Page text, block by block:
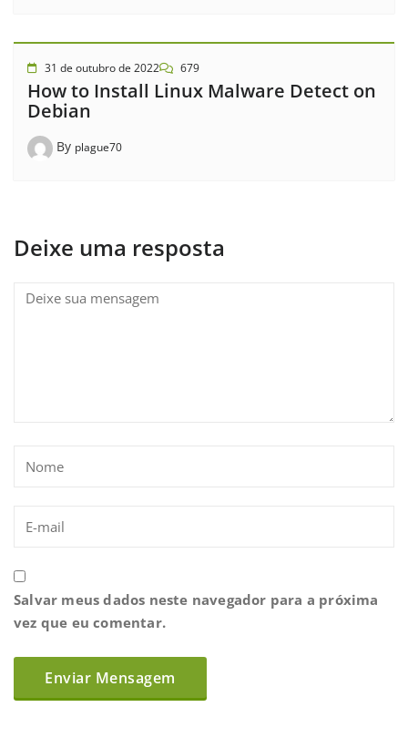
31 de outubro de 2022 679
How to Install Linux Malware Detect on
Debian
By plague70
Deixe uma resposta
Salvar meus dados neste navegador para a próxima
vez que eu comentar.